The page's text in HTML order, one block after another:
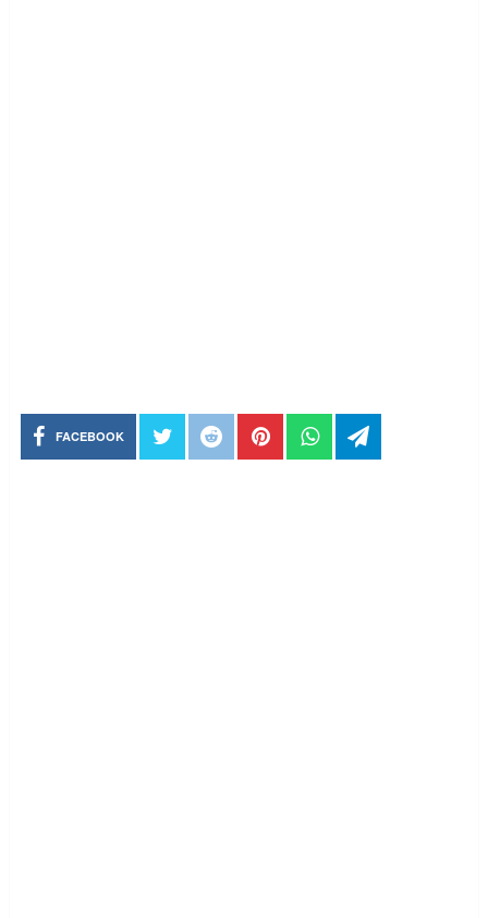
FACEBOOK